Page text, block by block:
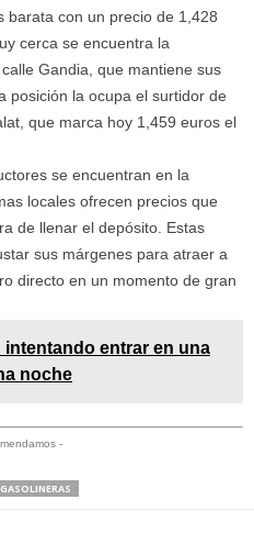
barata con un precio de 1,428
cerca se encuentra la
Gandia, que mantiene sus
posición la ocupa el surtidor de
que marca hoy 1,459 euros el
se encuentran en la
locales ofrecen precios que
de llenar el depósito. Estas
sus márgenes para atraer a
directo en un momento de gran
intentando entrar en una
noche
-
GASOLINERAS